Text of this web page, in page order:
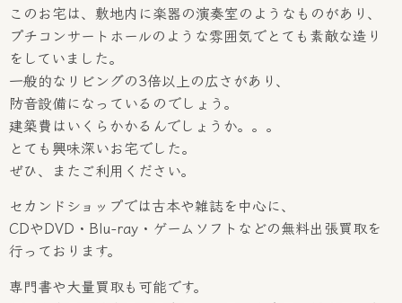
このお宅は、敷地内に楽器の演奏室のようなものがあり、
プチコンサートホールのような雰囲気でとても素敵な造り
をしていました。
一般的なリビングの3倍以上の広さがあり、
防音設備になっているのでしょう。
建築費はいくらかかるんでしょうか。。。
とても興味深いお宅でした。
ぜひ、またご利用ください。
セカンドショップでは古本や雑誌を中心に、
CDやDVD・Blu-ray・ゲームソフトなどの無料出張買取を
行っております。
専門書や大量買取も可能です。